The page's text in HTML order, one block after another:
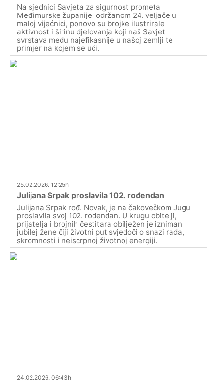
Na sjednici Savjeta za sigurnost prometa
Međimurske županije, održanom 24. veljače u
maloj vijećnici, ponovo su brojke ilustrirale
aktivnost i širinu djelovanja koji naš Savjet
svrstava među najefikasnije u našoj zemlji te
primjer na kojem se uči.
25.02.2026. 12:25h
Julijana Srpak proslavila 102. rođendan
Julijana Srpak rođ. Novak, je na čakovečkom Jugu
proslavila svoj 102. rođendan. U krugu obitelji,
prijatelja i brojnih čestitara obilježen je izniman
jubilej žene čiji životni put svjedoči o snazi rada,
skromnosti i neiscrpnoj životnoj energiji.
24.02.2026. 06:43h